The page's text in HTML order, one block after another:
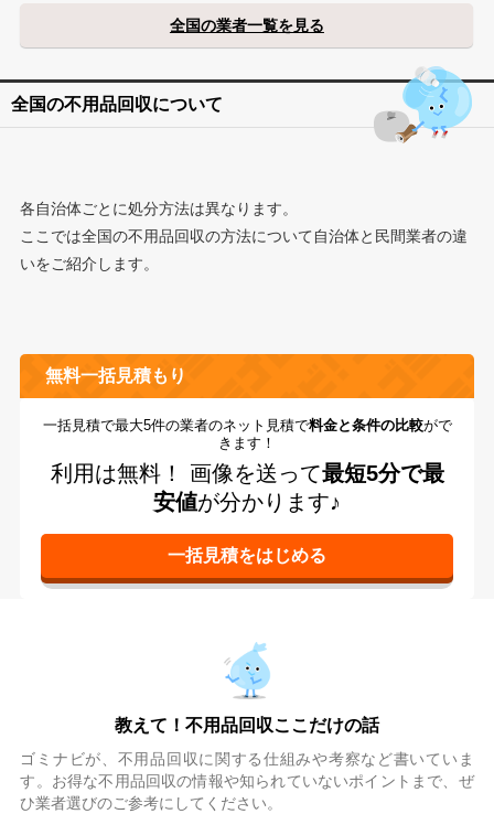
全国の業者一覧を見る
全国の不用品回収について
各自治体ごとに処分方法は異なります。
ここでは全国の不用品回収の方法について自治体と民間業者の違
いをご紹介します。
無料一括見積もり
一括見積で最大5件の業者のネット見積で料金と条件の比較がで
きます！
利用は無料！ 画像を送って最短5分で最
安値が分かります♪
教えて！不用品回収ここだけの話
ゴミナビが、不用品回収に関する仕組みや考察など書いていま
す。お得な不用品回収の情報や知られていないポイントまで、ぜ
ひ業者選びのご参考にしてください。